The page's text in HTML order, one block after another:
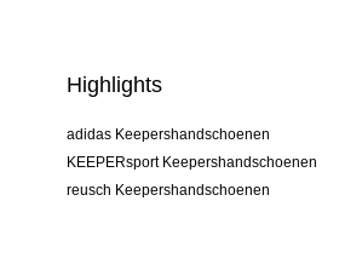
Highlights
adidas Keepershandschoenen
KEEPERsport Keepershandschoenen
reusch Keepershandschoenen